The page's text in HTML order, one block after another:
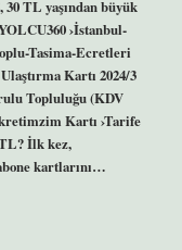
TL yaşından büyük
›İstanbul-
Tasima-Ecretleri
Kartı 2024/3
Topluluğu (KDV
Kartı ›Tarife
İlk kez,
kartlarını…